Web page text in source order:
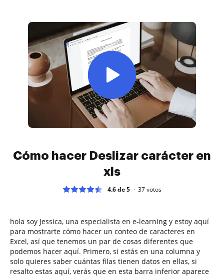
Cómo hacer Deslizar carácter en
xls
4.6 de 5 37votos
hola soy Jessica, una especialista en e-learning y estoy aquí
para mostrarte cómo hacer un conteo de caracteres en
Excel, así que tenemos un par de cosas diferentes que
podemos hacer aquí. Primero, si estás en una columna y
solo quieres saber cuántas filas tienen datos en ellas, si
resalto estas aquí, verás que en esta barra inferior aparece